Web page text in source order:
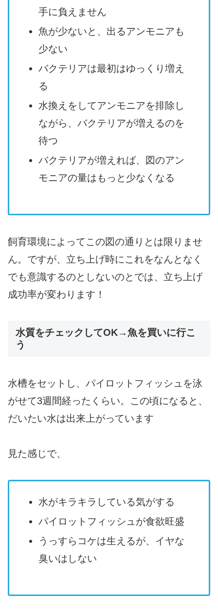
手に負えません
魚が少ないと、出るアンモニアも
少ない
バクテリアは最初はゆっくり増え
る
水換えをしてアンモニアを排除し
ながら、バクテリアが増えるのを
待つ
バクテリアが増えれば、図のアン
モニアの量はもっと少なくなる
飼育環境によってこの図の通りとは限りませ
ん。ですが、立ち上げ時にこれをなんとなく
でも意識するのとしないのとでは、立ち上げ
成功率が変わります！
水質をチェックしてOK→魚を買いに行こ
う
水槽をセットし、パイロットフィッシュを泳
がせて3週間経ったくらい。この頃になると、
だいたい水は出来上がっています
見た感じで、
水がキラキラしている気がする
パイロットフィッシュが食欲旺盛
うっすらコケは生えるが、イヤな
臭いはしない